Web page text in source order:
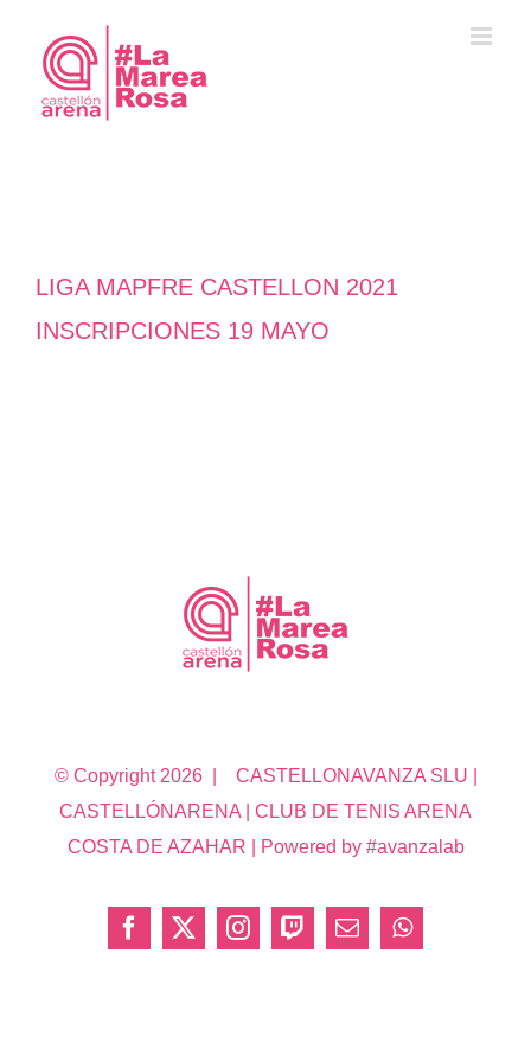
contenido
LIGA MAPFRE CASTELLON 2021
INSCRIPCIONES 19 MAYO
© Copyright 2026 | CASTELLONAVANZA SLU |
CASTELLÓNARENA | CLUB DE TENIS ARENA
COSTA DE AZAHAR | Powered by #avanzalab
Facebook
X InstagramTwitchCorreoWhatsApp